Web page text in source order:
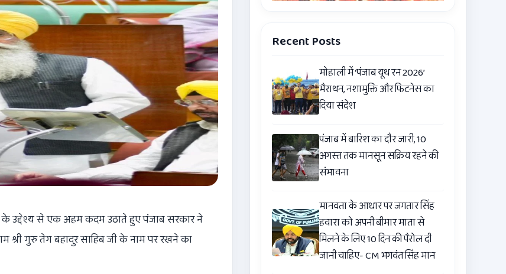
उद्देश्य से एक अहम कदम उठाते हुए पंजाब सरकार ने
श्री गुरु तेग बहादुर साहिब जी के नाम पर रखने का
Recent Posts
मोहाली में ‘पंजाब यूथ रन 2026’
मैराथन, नशामुक्ति और फिटनेस का
दिया संदेश
पंजाब में बारिश का दौर जारी, 10
अगस्त तक मानसून सक्रिय रहने की
संभावना
मानवता के आधार पर जगतार सिंह
हवारा को अपनी बीमार माता से
मिलने के लिए 10 दिन की पैरोल दी
जानी चाहिए- CM भगवंत सिंह मान